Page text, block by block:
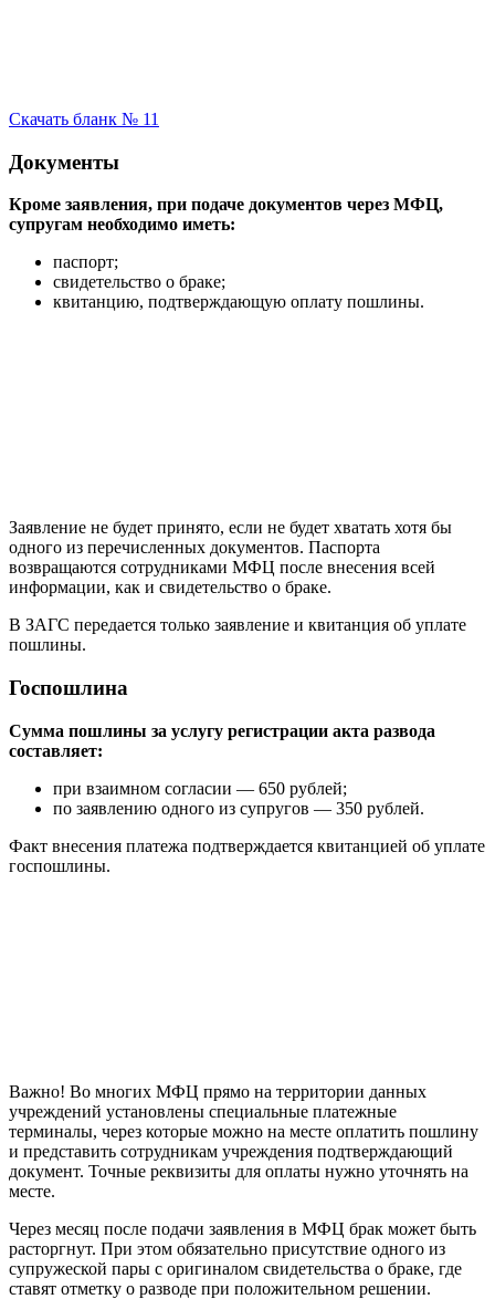
Скачать бланк № 11
Документы
Кроме заявления, при подаче документов через МФЦ,
супругам необходимо иметь:
паспорт;
свидетельство о браке;
квитанцию, подтверждающую оплату пошлины.
Заявление не будет принято, если не будет хватать хотя бы
одного из перечисленных документов. Паспорта
возвращаются сотрудниками МФЦ после внесения всей
информации, как и свидетельство о браке.
В ЗАГС передается только заявление и квитанция об уплате
пошлины.
Госпошлина
Сумма пошлины за услугу регистрации акта развода
составляет:
при взаимном согласии — 650 рублей;
по заявлению одного из супругов — 350 рублей.
Факт внесения платежа подтверждается квитанцией об уплате
госпошлины.
Важно! Во многих МФЦ прямо на территории данных
учреждений установлены специальные платежные
терминалы, через которые можно на месте оплатить пошлину
и представить сотрудникам учреждения подтверждающий
документ. Точные реквизиты для оплаты нужно уточнять на
месте.
Через месяц после подачи заявления в МФЦ брак может быть
расторгнут. При этом обязательно присутствие одного из
супружеской пары с оригиналом свидетельства о браке, где
ставят отметку о разводе при положительном решении.